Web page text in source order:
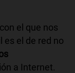
el que nos
el de red no
a Internet.